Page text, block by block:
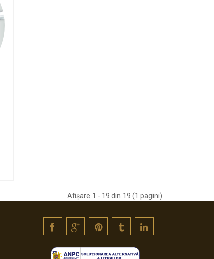
Afişare 1 - 19 din 19 (1 pagini)